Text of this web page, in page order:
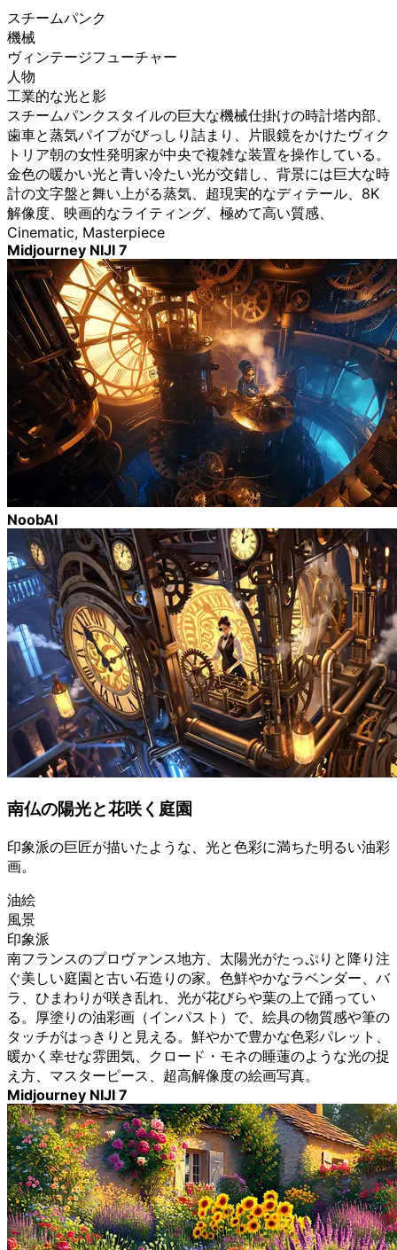
スチームパンク
機械
ヴィンテージフューチャー
人物
工業的な光と影
スチームパンクスタイルの巨大な機械仕掛けの時計塔内部、
歯車と蒸気パイプがびっしり詰まり、片眼鏡をかけたヴィク
トリア朝の女性発明家が中央で複雑な装置を操作している。
金色の暖かい光と青い冷たい光が交錯し、背景には巨大な時
計の文字盤と舞い上がる蒸気、超現実的なディテール、8K
解像度、映画的なライティング、極めて高い質感、
Cinematic, Masterpiece
Midjourney NIJI 7
NoobAI
南仏の陽光と花咲く庭園
印象派の巨匠が描いたような、光と色彩に満ちた明るい油彩
画。
油絵
風景
印象派
南フランスのプロヴァンス地方、太陽光がたっぷりと降り注
ぐ美しい庭園と古い石造りの家。色鮮やかなラベンダー、バ
ラ、ひまわりが咲き乱れ、光が花びらや葉の上で踊ってい
る。厚塗りの油彩画（インパスト）で、絵具の物質感や筆の
タッチがはっきりと見える。鮮やかで豊かな色彩パレット、
暖かく幸せな雰囲気、クロード・モネの睡蓮のような光の捉
え方、マスターピース、超高解像度の絵画写真。
Midjourney NIJI 7